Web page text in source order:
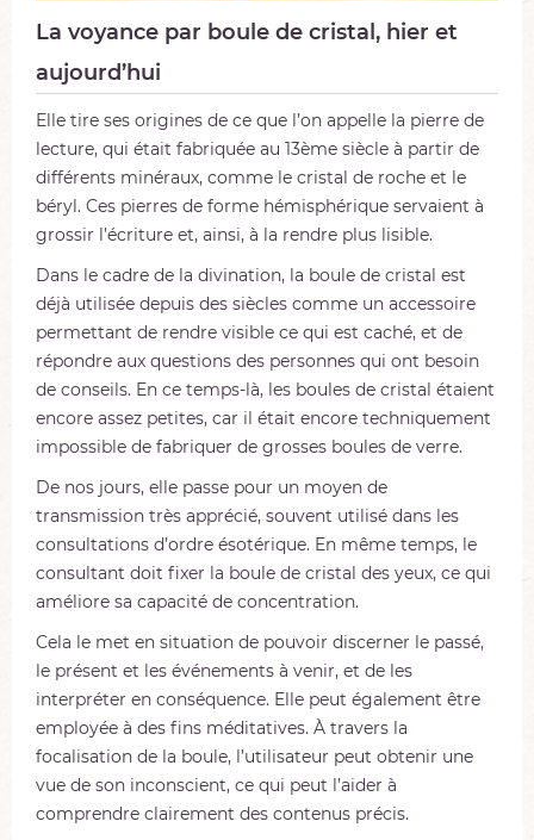
La voyance par boule de cristal, hier et
aujourd’hui
Elle tire ses origines de ce que l’on appelle la pierre de
lecture, qui était fabriquée au 13ème siècle à partir de
différents minéraux, comme le cristal de roche et le
béryl. Ces pierres de forme hémisphérique servaient à
grossir l’écriture et, ainsi, à la rendre plus lisible.
Dans le cadre de la divination, la boule de cristal est
déjà utilisée depuis des siècles comme un accessoire
permettant de rendre visible ce qui est caché, et de
répondre aux questions des personnes qui ont besoin
de conseils. En ce temps-là, les boules de cristal étaient
encore assez petites, car il était encore techniquement
impossible de fabriquer de grosses boules de verre.
De nos jours, elle passe pour un moyen de
transmission très apprécié, souvent utilisé dans les
consultations d’ordre ésotérique. En même temps, le
consultant doit fixer la boule de cristal des yeux, ce qui
améliore sa capacité de concentration.
Cela le met en situation de pouvoir discerner le passé,
le présent et les événements à venir, et de les
interpréter en conséquence. Elle peut également être
employée à des fins méditatives. À travers la
focalisation de la boule, l’utilisateur peut obtenir une
vue de son inconscient, ce qui peut l’aider à
comprendre clairement des contenus précis.